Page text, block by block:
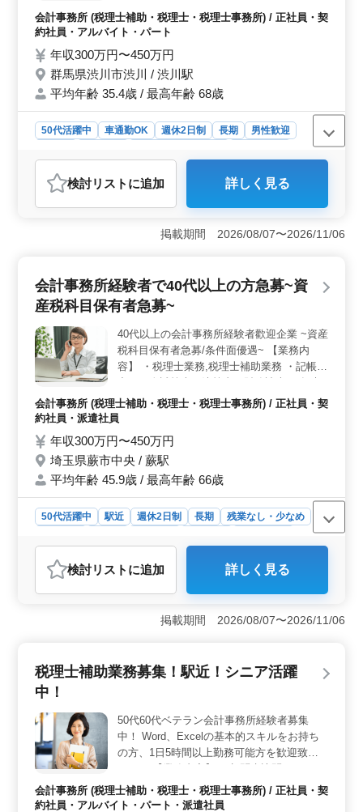
ン層活躍企業 法人税、消費税、資産税関係
の業務等多岐にわたる為、今ままでの経験を
＊複数名募集
会計事務所 (税理士補助・税理士・税理士事務所) / 正社員・契
約社員・アルバイト・パート
年収300万円〜450万円
群馬県渋川市渋川 / 渋川駅
平均年齢 35.4歳 / 最高年齢 68歳
50代活躍中 車通勤OK 週休2日制 長期
男性歓迎
おすすめポイント
＜幅広い業務範囲＞ 法人税、消費税、資産税など、多
岐にわたる業務を担当します。経理事務や決算書の作成
補助から、会計ソフトのパソコン入力まで、幅広いスキ
ルを活かせます。税理士補助として経験を活かしたポジ
かした仕事が展開されています。経験豊富なスタッフが
揃っており、共に成長し合える環境が整っていま
す。 ＜充実の福利厚生＞ 雇用、労災、健康、厚
生、退職金制度が整備され、安心して働ける環境が整っ
ています。全額支給の通勤手当もあり、働きやすい条件
が整っています。
検討リスト に追加 詳しく見る
掲載期間 2026/08/07〜2026/11/06
会計事務所経験者で40代以上の方急募~資
産税科目保有者急募~
40代以上の会計事務所経験者歡迎企業 ~資産
税科目保有者急募/条件面優遇~ 【業務内
容】 ・税理士業務,税理士補助業務 ・記帳入
調整、法定調書、税務申告書類(法人税・消
費税・所得税等) ・資産税、相続税 ・会計ソ
TKC 【備考】 ・交通費全額支給 ・税理士科
目保有者優遇 40代以上の即日勤務可能な方
条件面優遇 税理士科目保有者以外で税理士
補助業務経験者でも歡迎!! 即日勤務できる方
ご応募お待ちしております
会計事務所 (税理士補助・税理士・税理士事務所) / 正社員・契
約社員・派遣社員
年収300万円〜450万円
埼玉県蕨市中央 / 蕨駅
平均年齢 45.9歳 / 最高年齢 66歳
50代活躍中 駅近 週休2日制 長期
残業なし・少なめ
おすすめポイント
＜募集内容＞ 経験豊富な会計事務所出身者を急募。
税理士業務全般を担当し、税務申告書作成から相続税ま
で幅広くおまかせします。 ＜スキルを活かす＞ 税
理士科目保有者優遇。 今まで培ってきたスキルを活か
です。
検討リスト に追加 詳しく見る
掲載期間 2026/08/07〜2026/11/06
税理士補助業務募集！駅近！シニア活躍
中！
50代60代ベテラン会計事務所経験者募集
中！ Word、Excelの基本的スキルをお持ち
の方、1日5時間以上勤務可能方を歓迎致し
ルティング ・年末調整、法定調書 ・法人
税・所得税・消費税・資産税 ・個人確定申
会計事務所 (税理士補助・税理士・税理士事務所) / 正社員・契
約社員・アルバイト・パート・派遣社員